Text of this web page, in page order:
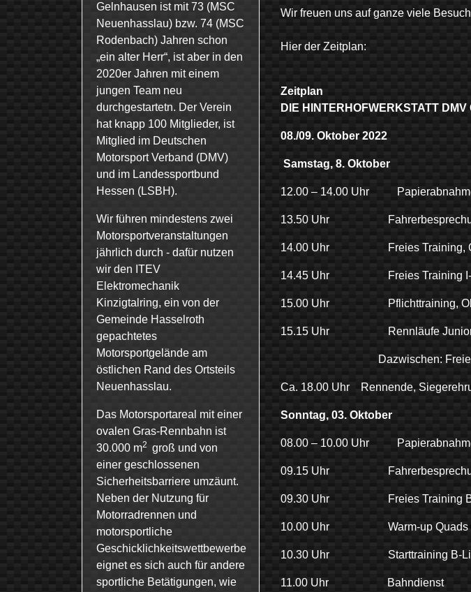
Gelnhausen ist mit 73 (MSC
Neuenhasslau) bzw. 74 (MSC
Rodenbach) Jahren schon
„ein alter Herr“, ist aber in den
2020er Jahren mit einem
jungen Team neu
durchgestartetn. Der Verein
hat knapp 100 Mitglieder, ist
Mitglied im Deutschen
Motorsport Verband (DMV)
und im Landessportbund
Hessen (LSBH).
Wir führen mindestens zwei
Motorsportveranstaltungen
jährlich durch - dafür nutzen
wir den ITEV
Elektromechanik
Kinzigtalring, ein von der
Gemeinde Hasselroth
gepachtetes
Motorsportgelände am
östlichen Rand des Ortsteils
Neuenhasslau.
Das Motorsportareal mit einer
ovalen Gras-Rennbahn ist
30.000 m2 groß und von
einer geschlossenen
Sicherheitsbarriere umzäunt.
Neben der Nutzung für
Motorradrennen und
motorsportliche
Geschicklichkeitswettbewerbe
eignet es sich auch für andere
sportliche Betätigungen, wie
Wir freuen uns auf ganze viele
Hier der Zeitplan:
Zeitplan
DIE HINTERHOFWERKSTATT
08./09. Oktober 2022
Samstag, 8. Oktober
12.00 – 14.00 Uhr
13.50 Uhr
14.00 Uhr Freies Training,
14.45 Uhr Freies Training I-
15.00 Uhr Pflichttraining,
15.15 Uhr Rennläufe Junior A,
Dazwischen: Freies
Ca. 18.00 Uhr Rennende,
Sonntag, 03. Oktober
08.00 – 10.00 Uhr
09.15 Uhr
09.30 Uhr Freies Training B-
10.00 Uhr Warm-up Quads
10.30 Uhr Starttraining B-
11.00 Uhr Bahndienst